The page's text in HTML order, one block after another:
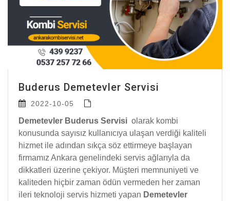
Buderus Demetevler Servisi
2022-10-05
Demetevler Buderus Servisi olarak kombi
konusunda sayısız kullanıcıya ulaşan verdiği kaliteli
hizmet ile adından sıkça söz ettirmeye başlayan
firmamız Ankara genelindeki servis ağlarıyla da
dikkatleri üzerine çekiyor. Müşteri memnuniyeti ve
kaliteden hiçbir zaman ödün vermeden her zaman
ileri teknoloji servis hizmeti yapan Demetevler